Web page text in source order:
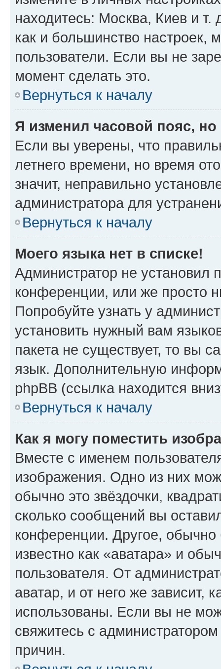
находитесь: Москва, Киев и т.
как и большинство настроек,
пользователи. Если вы не
момент сделать это.
Вернуться к началу
Я изменил часовой пояс,
Если вы уверены, что
летнего времени, но время
значит, неправильно
администратора для
Вернуться к началу
Моего языка нет в списке!
Администратор не установил
конференции, или же просто
Попробуйте узнать у
установить нужный вам
пакета не существует, то вы
язык. Дополнительную
phpBB (ссылка находится
Вернуться к началу
Как я могу поместить
Вместе с именем
изображения. Одно из них
обычно это звёздочки,
сколько сообщений вы
конференции. Другое,
известно как «аватара» и
пользователя. От
аватар, и от него же зависит,
использованы. Если вы не
свяжитесь с
причин.